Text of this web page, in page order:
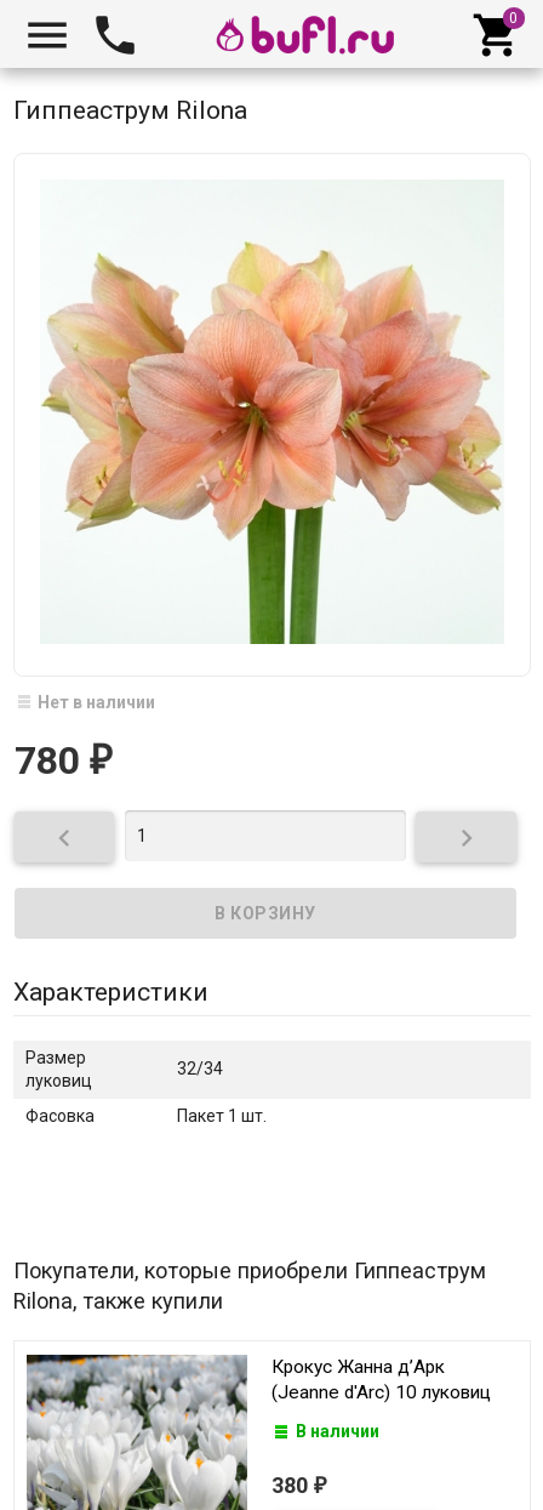
  
Гиппеаструм Rilona
Нет в наличии
780 ₽
 
Характеристики
Размер
луковиц
32/34
Фасовка Пакет 1 шт.
Покупатели, которые приобрели Гиппеаструм
Rilona, также купили
Крокус Жанна д’Арк
(Jeanne d'Arc) 10 луковиц
В наличии
380 ₽